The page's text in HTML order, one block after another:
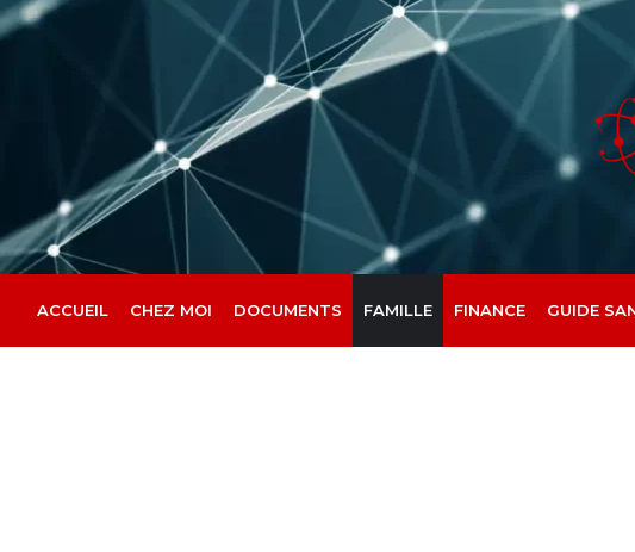
Aller
au
ACCUEIL CHEZ MOI DOCUMENTS FAMILLE FINANCE GUIDE